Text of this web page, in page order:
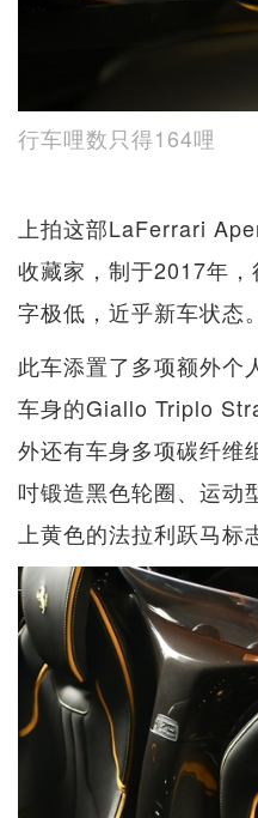
行车哩数只得164哩
上拍这部LaFerrari
收藏家，制于2017年
字极低，近乎新车状态。
此车添置了多项额外个
车身的Giallo Triplo
外还有车身多项碳纤维
吋锻造黑色轮圈、运动
上黄色的法拉利跃马标